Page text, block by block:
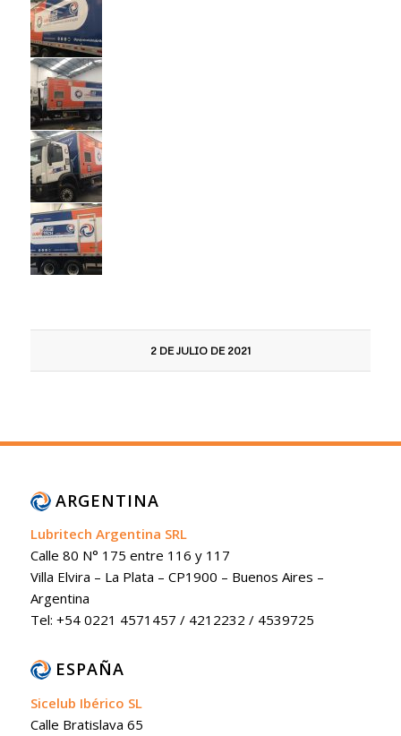
2 DE JULIO DE 2021
ARGENTINA
Lubritech Argentina SRL
Calle 80 N° 175 entre 116 y 117
Villa Elvira – La Plata – CP1900 – Buenos Aires –
Argentina
Tel: +54 0221 4571457 / 4212232 / 4539725
ESPAÑA
Sicelub Ibérico SL
Calle Bratislava 65